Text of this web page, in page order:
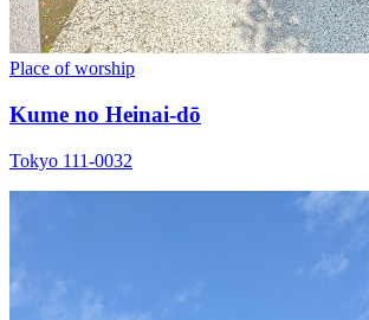
Place of worship
Kume no Heinai-dō
Tokyo 111-0032